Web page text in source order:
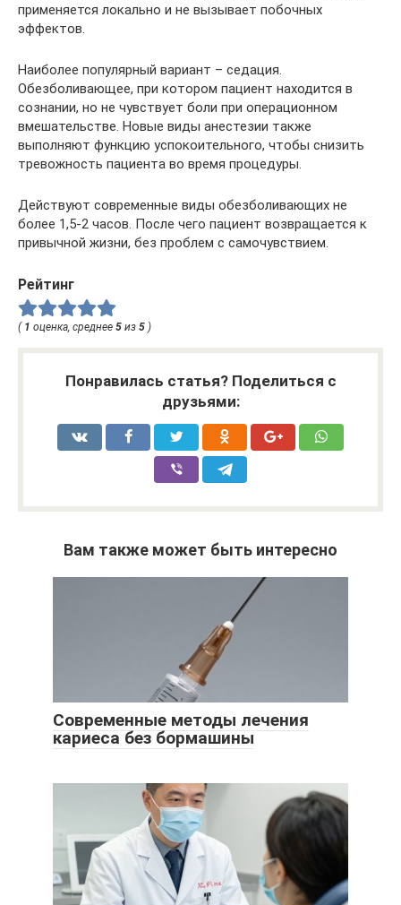
применяется локально и не вызывает побочных
эффектов.
Наиболее популярный вариант – седация.
Обезболивающее, при котором пациент находится в
сознании, но не чувствует боли при операционном
вмешательстве. Новые виды анестезии также
выполняют функцию успокоительного, чтобы снизить
тревожность пациента во время процедуры.
Действуют современные виды обезболивающих не
более 1,5-2 часов. После чего пациент возвращается к
привычной жизни, без проблем с самочувствием.
Рейтинг
( 1 оценка, среднее 5 из 5 )
Понравилась статья? Поделиться с
друзьями:
Вам также может быть интересно
Современные методы лечения
кариеса без бормашины